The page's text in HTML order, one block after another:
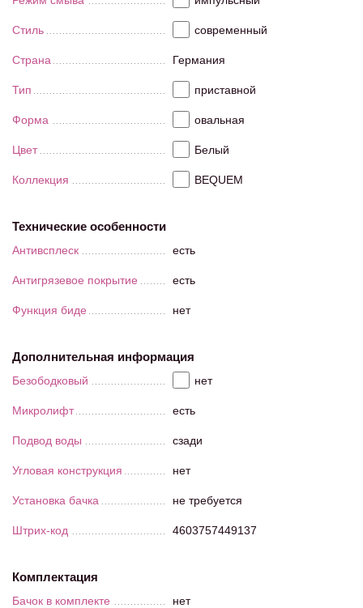
Стиль современный
Страна Германия
Тип приставной
Форма овальная
Цвет Белый
Коллекция BEQUEM
Технические особенности
Антивсплеск есть
Антигрязевое покрытие есть
Функция биде нет
Дополнительная информация
Безободковый нет
Микролифт есть
Подвод воды сзади
Угловая конструкция нет
Установка бачка не требуется
Штрих-код 4603757449137
Комплектация
Бачок в комплекте нет